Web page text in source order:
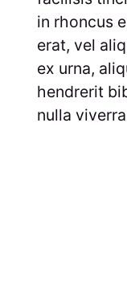
in rhoncus
erat, vel
ex urna,
hendrerit
nulla